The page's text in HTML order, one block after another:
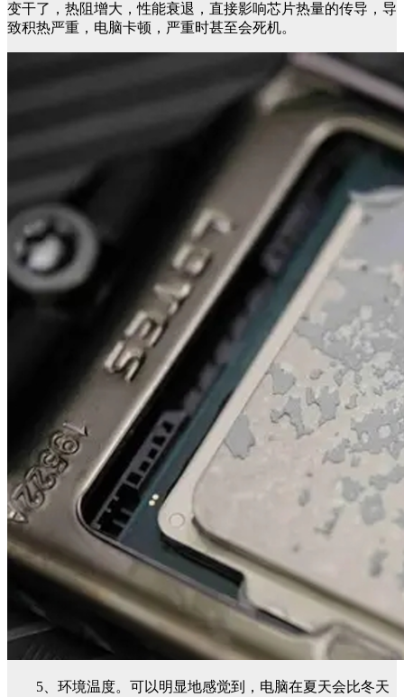
变干了，热阻增大，性能衰退，直接影响芯片热量的传导，导
致积热严重，电脑卡顿，严重时甚至会死机。
5、环境温度。可以明显地感觉到，电脑在夏天会比冬天